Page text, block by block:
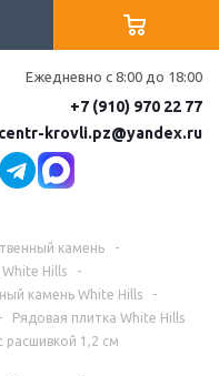
Ежедневно с 8:00 до 18:00
+7 (910) 970 22 77
centr-krovli.pz@yandex.ru
камень
-
Hills
-
камень White Hills
-
-
Рядовая плитка White Hills
расшивкой 1,2 см